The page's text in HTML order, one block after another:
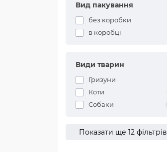
Вид пакування
без коробки
в коробці
Види тварин
Гризуни
Коти
Собаки
Показати ще 12 фільтрів